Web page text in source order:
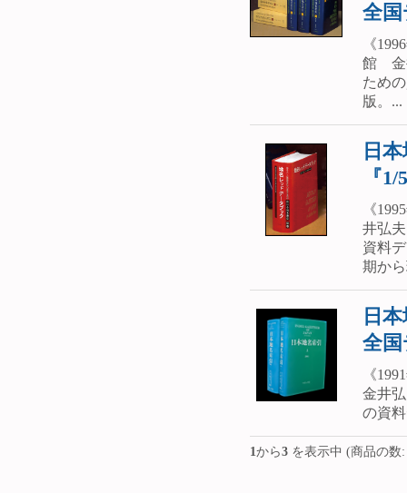
全
《
館 金
ため
版。...
日
『
《
井弘
資料
期か
日
全
《
金井
の資
1から3 を表示中 (商品の